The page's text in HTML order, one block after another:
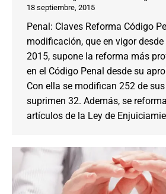
18 septiembre, 2015
Penal: Claves Reforma Código
modificación, que en vigor
2015, supone la reforma más
en el Código Penal desde su
Con ella se modifican 252 de
suprimen 32. Además, se
artículos de la Ley de